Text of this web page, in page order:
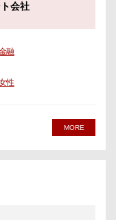
会社
融
性
MORE